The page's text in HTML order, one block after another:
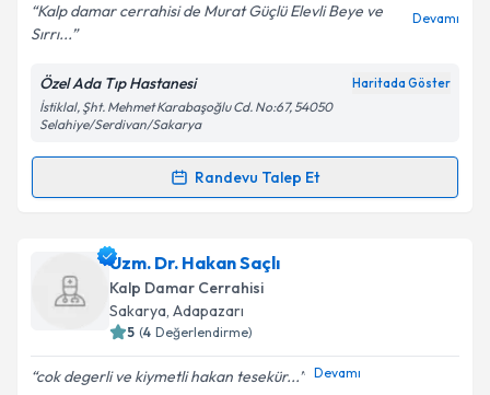
kapsamda işlenmesini kabul ediyorum.
Takvim Talebini Gönder
Kalp damar cerrahisi de Murat Güçlü Elevli Beye ve
Sırrı...
Devamı
Özel Ada Tıp Hastanesi Haritada Göster
İstiklal, Şht. Mehmet Karabaşoğlu Cd. No:67, 54050
Selahiye/Serdivan/Sakarya
Randevu Talep Et
Randevu Takvimi Talebi
Dr. Mustafa Sırrı Akel için randevu takvimi talebi
oluşturun. Size bu uzmandan randevu almanız için bir
takvim hazırlandığında e-posta ile bilgilendireceğiz.
Uzm. Dr. Hakan Saçlı
Kalp Damar Cerrahisi
Sakarya, Adapazarı
5 (4 Değerlendirme)
cok degerli ve kiymetli hakan tesekür... Devamı